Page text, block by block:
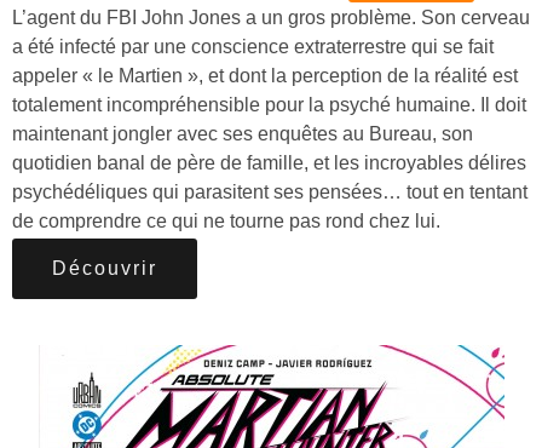
L’agent du FBI John Jones a un gros problème. Son cerveau
a été infecté par une conscience extraterrestre qui se fait
appeler « le Martien », et dont la perception de la réalité est
totalement incompréhensible pour la psyché humaine. Il doit
maintenant jongler avec ses enquêtes au Bureau, son
quotidien banal de père de famille, et les incroyables délires
psychédéliques qui parasitent ses pensées… tout en tentant
de comprendre ce qui ne tourne pas rond chez lui.
Découvrir